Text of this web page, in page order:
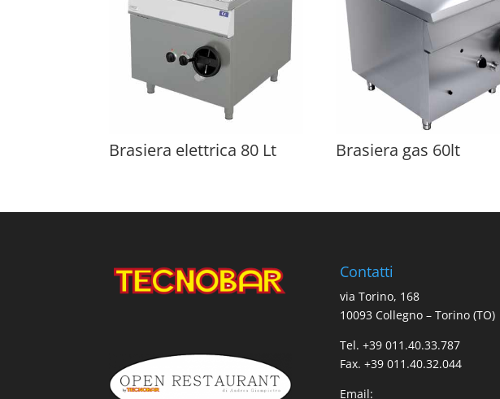
Brasiera elettrica 80 Lt Brasiera gas 60lt
Contatti
via Torino, 168
10093 Collegno – Torino (TO)
Tel. +39 011.40.33.787
Fax. +39 011.40.32.044
Email: